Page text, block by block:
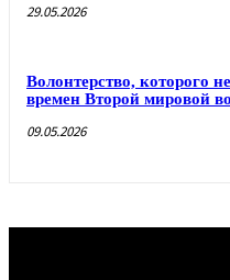
29.05.2026
Волонтерство, которого
времен Второй мировой
09.05.2026